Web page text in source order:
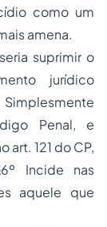
como um
amena.
suprimir o
jurídico
Penal, e
121 do CP,
Incide nas
aquele que